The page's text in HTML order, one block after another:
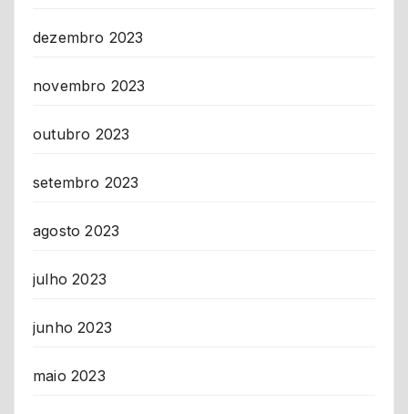
dezembro 2023
novembro 2023
outubro 2023
setembro 2023
agosto 2023
julho 2023
junho 2023
maio 2023